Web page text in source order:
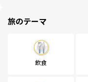
旅のテーマ
飲食